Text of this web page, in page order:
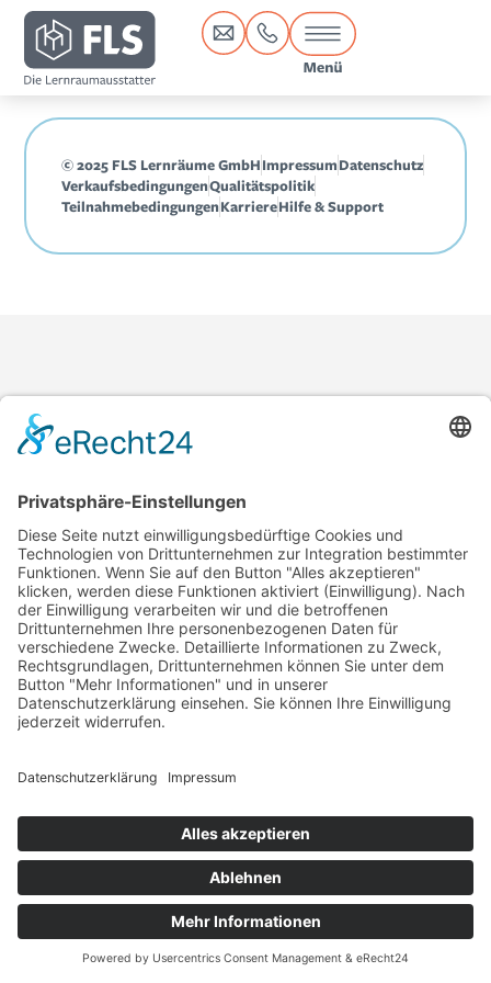
springen
© 2025 FLS Lernräume GmbHImpressumDatenschutz
VerkaufsbedingungenQualitätspolitik
TeilnahmebedingungenKarriereHilfe & Support